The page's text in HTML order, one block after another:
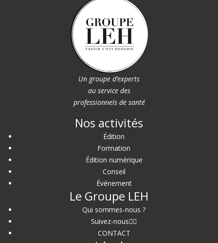
Un groupe d’experts
au service des
professionnels de santé
Nos activités
Édition
Formation
Édition numérique
Conseil
Événement
Le Groupe LEH
Qui sommes-nous ?
Suivez-nous
CONTACT